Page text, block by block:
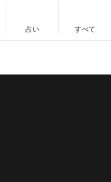
占い すべて